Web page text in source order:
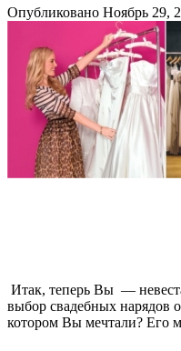
Опубликовано Ноябрь 29,
Итак, теперь Вы —
выбор свадебных нарядов
котором Вы мечтали? Его